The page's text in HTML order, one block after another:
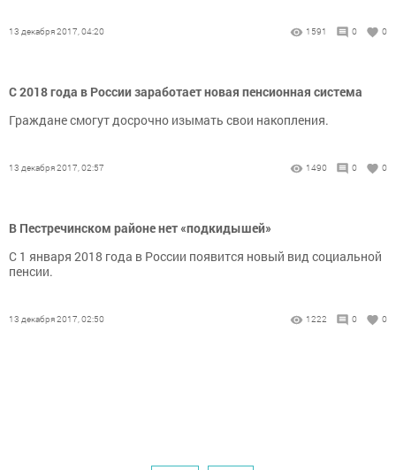
13 декабря 2017, 04:20 1591 0 0
С 2018 года в России заработает новая пенсионная система
Граждане смогут досрочно изымать свои накопления.
13 декабря 2017, 02:57 1490 0 0
В Пестречинском районе нет «подкидышей»
С 1 января 2018 года в России появится новый вид социальной
пенсии.
13 декабря 2017, 02:50 1222 0 0